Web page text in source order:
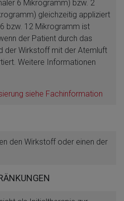
6 Mikrogramm) bzw. 2
gleichzeitig appliziert
bzw. 12 Mikrogramm ist
der Patient durch das
der Wirkstoff mit der Atemluft
Weitere Informationen
siehe Fachinformation
den Wirkstoff oder einen der